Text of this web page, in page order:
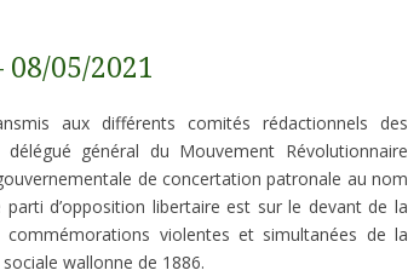
05/2021
aux différents comités rédactionnels des
général du Mouvement Révolutionnaire
de concertation patronale au nom
d’opposition libertaire est sur le devant de la
violentes et simultanées de la
wallonne de 1886.